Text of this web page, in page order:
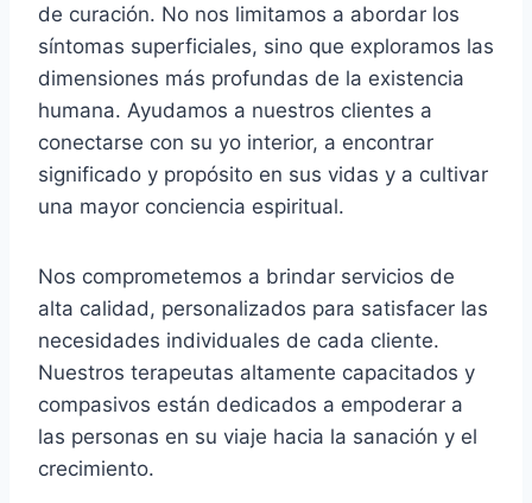
de curación. No nos limitamos a abordar los
síntomas superficiales, sino que exploramos las
dimensiones más profundas de la existencia
humana. Ayudamos a nuestros clientes a
conectarse con su yo interior, a encontrar
significado y propósito en sus vidas y a cultivar
una mayor conciencia espiritual.
Nos comprometemos a brindar servicios de
alta calidad, personalizados para satisfacer las
necesidades individuales de cada cliente.
Nuestros terapeutas altamente capacitados y
compasivos están dedicados a empoderar a
las personas en su viaje hacia la sanación y el
crecimiento.